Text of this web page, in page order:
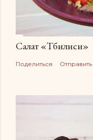
Салат «Тбилиси»
Поделиться